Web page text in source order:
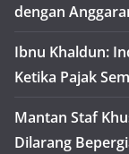
dengan
Ibnu Khaldun:
Ketika Pajak
Mantan Staf
Dilarang